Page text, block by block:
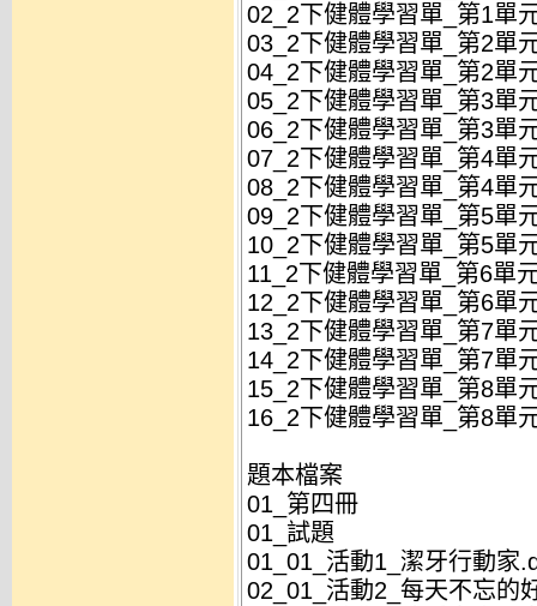
02_2下健體學習單_第1單
03_2下健體學習單_第2單
04_2下健體學習單_第2單
05_2下健體學習單_第3單
06_2下健體學習單_第3單
07_2下健體學習單_第4單
08_2下健體學習單_第4單
09_2下健體學習單_第5單
10_2下健體學習單_第5單
11_2下健體學習單_第6單
12_2下健體學習單_第6單
13_2下健體學習單_第7單
14_2下健體學習單_第7單
15_2下健體學習單_第8單
16_2下健體學習單_第8單
題本檔案
01_第四冊
01_試題
01_01_活動1_潔牙行動家
02_01_活動2_每天不忘的